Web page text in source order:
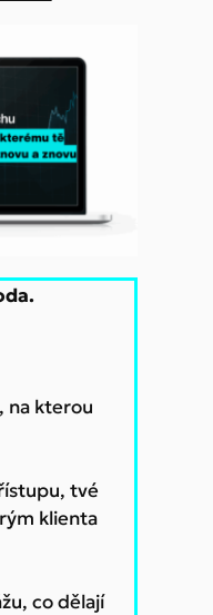
na kterou
tvé
klienta
co dělají